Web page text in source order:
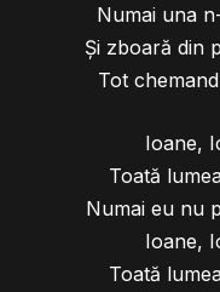
Numai una
Și zboară din
Tot
Ioane,
Toată
Numai eu nu
Ioane,
Toată